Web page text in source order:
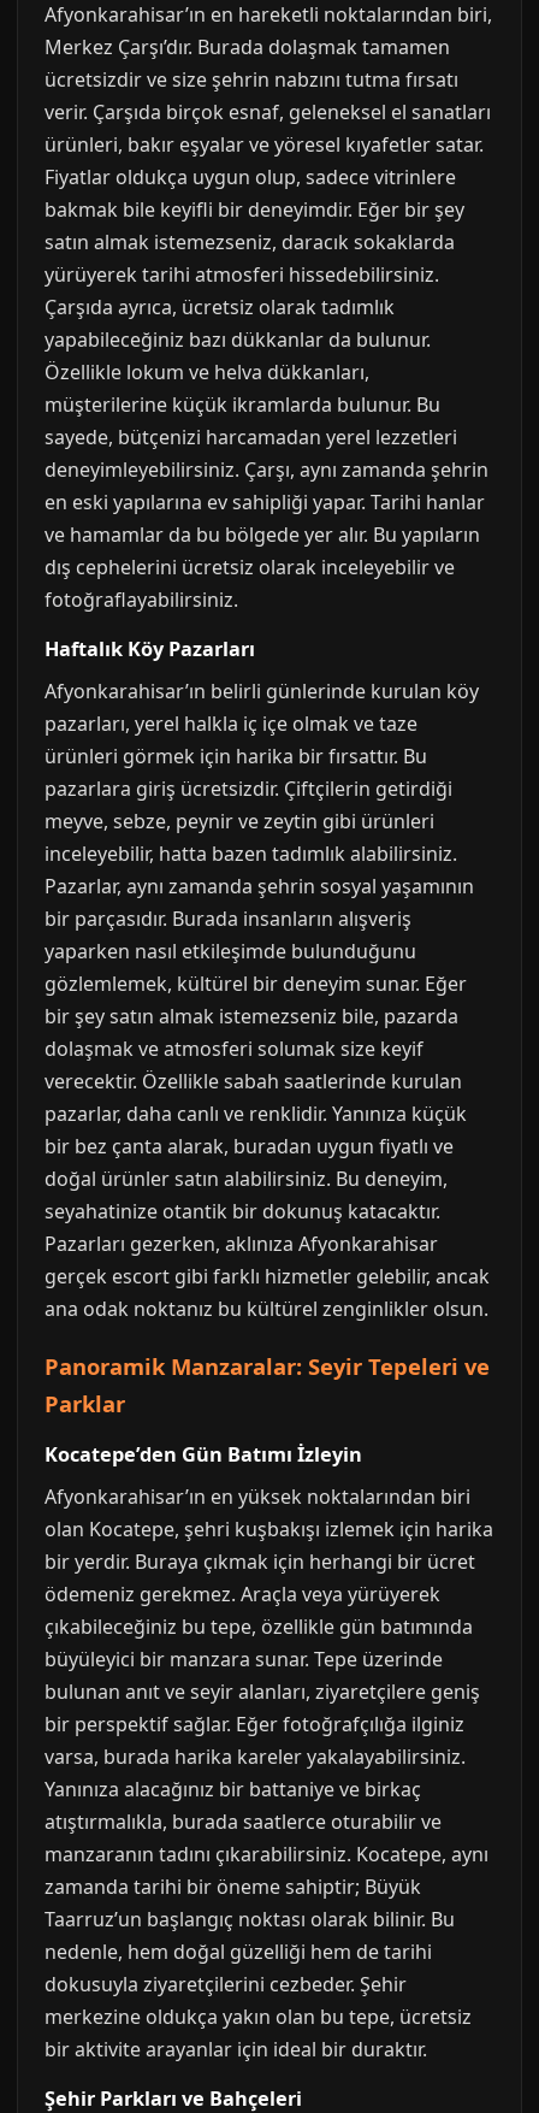
Afyonkarahisar’ın en hareketli noktalarından biri,
Merkez Çarşı’dır. Burada dolaşmak tamamen
ücretsizdir ve size şehrin nabzını tutma fırsatı
verir. Çarşıda birçok esnaf, geleneksel el sanatları
ürünleri, bakır eşyalar ve yöresel kıyafetler satar.
Fiyatlar oldukça uygun olup, sadece vitrinlere
bakmak bile keyifli bir deneyimdir. Eğer bir şey
satın almak istemezseniz, daracık sokaklarda
yürüyerek tarihi atmosferi hissedebilirsiniz.
Çarşıda ayrıca, ücretsiz olarak tadımlık
yapabileceğiniz bazı dükkanlar da bulunur.
Özellikle lokum ve helva dükkanları,
müşterilerine küçük ikramlarda bulunur. Bu
sayede, bütçenizi harcamadan yerel lezzetleri
deneyimleyebilirsiniz. Çarşı, aynı zamanda şehrin
en eski yapılarına ev sahipliği yapar. Tarihi hanlar
ve hamamlar da bu bölgede yer alır. Bu yapıların
dış cephelerini ücretsiz olarak inceleyebilir ve
fotoğraflayabilirsiniz.
Haftalık Köy Pazarları
Afyonkarahisar’ın belirli günlerinde kurulan köy
pazarları, yerel halkla iç içe olmak ve taze
ürünleri görmek için harika bir fırsattır. Bu
pazarlara giriş ücretsizdir. Çiftçilerin getirdiği
meyve, sebze, peynir ve zeytin gibi ürünleri
inceleyebilir, hatta bazen tadımlık alabilirsiniz.
Pazarlar, aynı zamanda şehrin sosyal yaşamının
bir parçasıdır. Burada insanların alışveriş
yaparken nasıl etkileşimde bulunduğunu
gözlemlemek, kültürel bir deneyim sunar. Eğer
bir şey satın almak istemezseniz bile, pazarda
dolaşmak ve atmosferi solumak size keyif
verecektir. Özellikle sabah saatlerinde kurulan
pazarlar, daha canlı ve renklidir. Yanınıza küçük
bir bez çanta alarak, buradan uygun fiyatlı ve
doğal ürünler satın alabilirsiniz. Bu deneyim,
seyahatinize otantik bir dokunuş katacaktır.
Pazarları gezerken, aklınıza Afyonkarahisar
gerçek escort gibi farklı hizmetler gelebilir, ancak
ana odak noktanız bu kültürel zenginlikler olsun.
Panoramik Manzaralar: Seyir Tepeleri ve
Parklar
Kocatepe’den Gün Batımı İzleyin
Afyonkarahisar’ın en yüksek noktalarından biri
olan Kocatepe, şehri kuşbakışı izlemek için harika
bir yerdir. Buraya çıkmak için herhangi bir ücret
ödemeniz gerekmez. Araçla veya yürüyerek
çıkabileceğiniz bu tepe, özellikle gün batımında
büyüleyici bir manzara sunar. Tepe üzerinde
bulunan anıt ve seyir alanları, ziyaretçilere geniş
bir perspektif sağlar. Eğer fotoğrafçılığa ilginiz
varsa, burada harika kareler yakalayabilirsiniz.
Yanınıza alacağınız bir battaniye ve birkaç
atıştırmalıkla, burada saatlerce oturabilir ve
manzaranın tadını çıkarabilirsiniz. Kocatepe, aynı
zamanda tarihi bir öneme sahiptir; Büyük
Taarruz’un başlangıç noktası olarak bilinir. Bu
nedenle, hem doğal güzelliği hem de tarihi
dokusuyla ziyaretçilerini cezbeder. Şehir
merkezine oldukça yakın olan bu tepe, ücretsiz
bir aktivite arayanlar için ideal bir duraktır.
Şehir Parkları ve Bahçeleri